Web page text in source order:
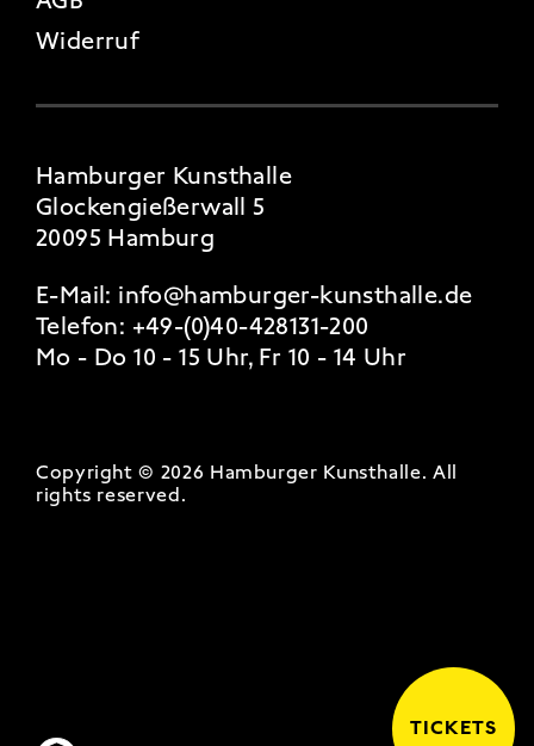
Widerruf
Hamburger Kunsthalle
Glockengießerwall 5
20095 Hamburg
E-Mail: info@hamburger-kunsthalle.de
Telefon: +49-(0)40-428131-200
Mo - Do 10 - 15 Uhr, Fr 10 - 14 Uhr
Copyright © 2026 Hamburger Kunsthalle. All
rights reserved.
TICKETS